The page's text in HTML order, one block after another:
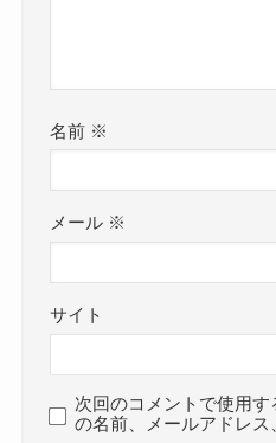
名前 ※
メール ※
サイト
次回のコメントで使用
の名前、メールアドレス